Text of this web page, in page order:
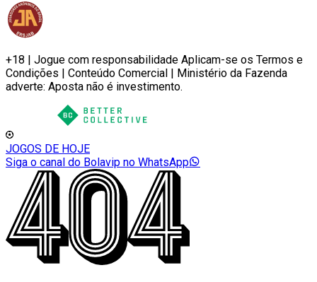
+18 | Jogue com responsabilidade Aplicam-se os Termos e
Condições | Conteúdo Comercial | Ministério da Fazenda
adverte: Aposta não é investimento.
JOGOS DE HOJE
Siga o canal do Bolavip no WhatsApp